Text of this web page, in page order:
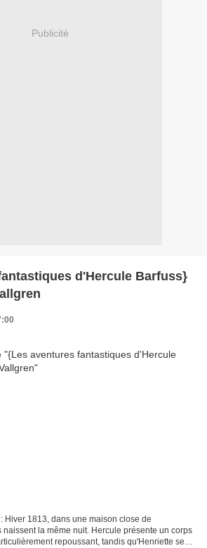
Publicité
d'Hercule Barfuss}
Hiver 1813, dans une maison close de
naissent la même nuit. Hercule présente un corps
repoussant, tandis qu'Henriette se